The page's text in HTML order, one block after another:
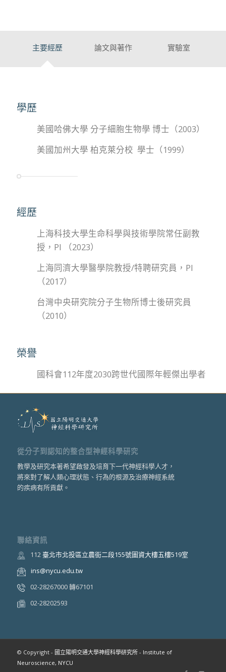
主要經歷 論文與著作 實驗室
學歷
美國哈佛大學 分子細胞生物學 博士（2003）
美國加州大學 柏克萊分校 學士（1999）
經歷
上海科技大學生命科學與技術學院常任副教
授，PI （2023）
上海同濟大學醫學院教授/特聘研究員，PI
（2017）
台灣中央研究院分子生物所博士後研究員
（2010）
榮譽
國科會112年度2030跨世代國際年輕傑出學者
從分子到認知的整合型神經科學研究
教學及研究本著希望啟發及培育下一代神經科學人才，
將來對了解人類心理狀態、行為的根源及治療神經系統
的疾病有所貢獻。
聯絡資訊
112臺北市北投區立農街二段155號圖資大樓五樓519室
ins@nycu.edu.tw
02-28267000 轉67101
02-28202593
© Copyright - 國立陽明交通大學神經科學研究所 - Institute of
Neuroscience, NYCU